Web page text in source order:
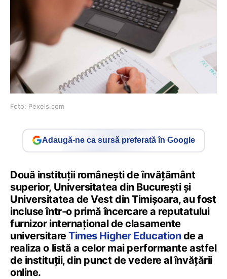
Foto: Pexels.com
Adaugă-ne ca sursă preferată în Google
Două instituții românești de învățământ
superior, Universitatea din București și
Universitatea de Vest din Timișoara, au fost
incluse într-o primă încercare a reputatului
furnizor internațional de clasamente
universitareTimes Higher Educationde a
realiza o listă a celor mai performante astfel
de instituții, din punct de vedere al învățării
online.